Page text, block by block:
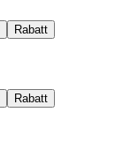
Rabatt
Rabatt